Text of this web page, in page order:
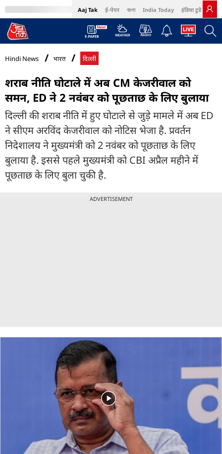
Aaj Tak ई-पेपर বাংলা India Today इंडिया टुडे हिंदी
MumbaiTak Cosmopolitan Harper's Bazaar Northeast
Hindi News भारत दिल्ली
शराब नीति घोटाले में अब CM केजरीवाल को
समन, ED ने 2 नवंबर को पूछताछ के लिए बुलाया
दिल्ली की शराब नीति में हुए घोटाले से जुड़े मामले में अब ED
ने सीएम अरविंद केजरीवाल को नोटिस भेजा है. प्रवर्तन
निदेशालय ने मुख्यमंत्री को 2 नवंबर को पूछताछ के लिए
बुलाया है. इससे पहले मुख्यमंत्री को CBI अप्रैल महीने में
पूछताछ के लिए बुला चुकी है.
ADVERTISEMENT